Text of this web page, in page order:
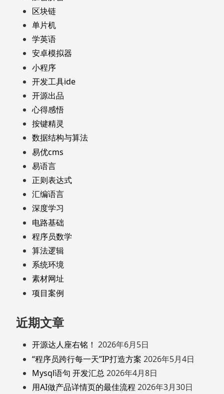
区块链
单片机
学英语
安卓模拟器
小程序
开发工具ide
开源出品
心得感悟
按键精灵
数据结构与算法
易优cms
易语言
正则表达式
汇编语言
深度学习
电路基础
程序员数学
算法逻辑
系统环境
素材网址
项目案例
近期文章
开源达人座右铭！ 2026年6月5日
“程序员跨行每一天”IP打造方案 2026年5月4日
Mysql语句 开发汇总 2026年4月8日
用AI做产品详情页的最佳流程 2026年3月30日